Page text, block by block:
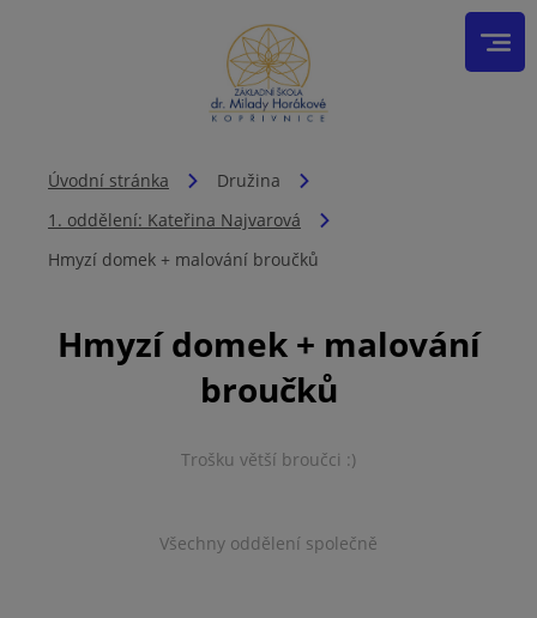
Úvodní stránka
Družina
1. oddělení: Kateřina Najvarová
Hmyzí domek + malování broučků
Hmyzí domek + malování
broučků
Trošku větší broučci :)
Všechny oddělení společně